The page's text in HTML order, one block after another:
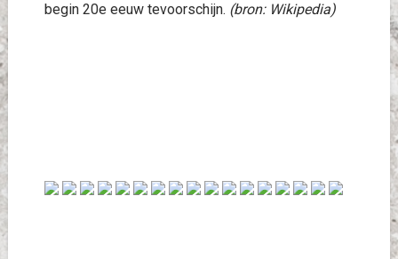
begin 20e eeuw tevoorschijn. (bron: Wikipedia)